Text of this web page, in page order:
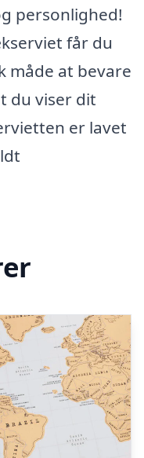
personlighed!
får du
måde at bevare
du viser dit
er lavet